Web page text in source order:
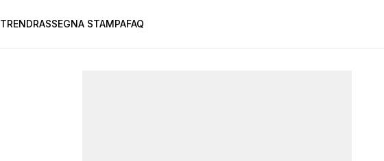
TRENDRASSEGNA STAMPAFAQ